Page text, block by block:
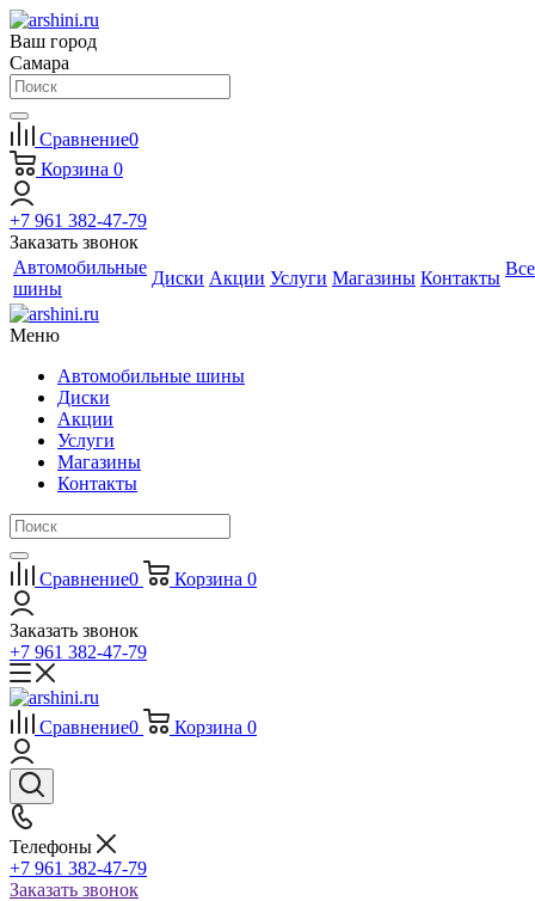
Ваш город
Самара
Сравнение0
Корзина 0
+7 961 382-47-79
Заказать звонок
Автомобильные
шины
Диски Акции Услуги Магазины Контакты Все
Меню
Автомобильные шины
Диски
Акции
Услуги
Магазины
Контакты
Сравнение0 Корзина 0
Заказать звонок
+7 961 382-47-79
Сравнение0 Корзина 0
Телефоны
+7 961 382-47-79
Заказать звонок